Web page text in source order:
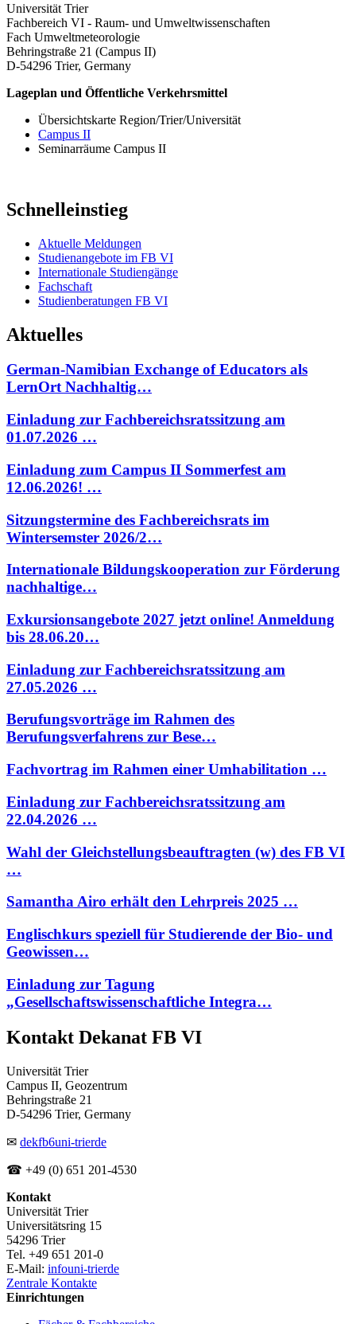
Universität Trier
Fachbereich VI - Raum- und Umweltwissenschaften
Fach Umweltmeteorologie
Behringstraße 21 (Campus II)
D-54296 Trier, Germany
Lageplan und Öffentliche Verkehrsmittel
Übersichtskarte Region/Trier/Universität
Campus II
Seminarräume Campus II
Schnelleinstieg
Aktuelle Meldungen
Studienangebote im FB VI
Internationale Studiengänge
Fachschaft
Studienberatungen FB VI
Aktuelles
German-Namibian Exchange of Educators als
LernOrt Nachhaltig…
Einladung zur Fachbereichsratssitzung am
01.07.2026 …
Einladung zum Campus II Sommerfest am
12.06.2026! …
Sitzungstermine des Fachbereichsrats im
Wintersemster 2026/2…
Internationale Bildungskooperation zur Förderung
nachhaltige…
Exkursionsangebote 2027 jetzt online! Anmeldung
bis 28.06.20…
Einladung zur Fachbereichsratssitzung am
27.05.2026 …
Berufungsvorträge im Rahmen des
Berufungsverfahrens zur Bese…
Fachvortrag im Rahmen einer Umhabilitation …
Einladung zur Fachbereichsratssitzung am
22.04.2026 …
Wahl der Gleichstellungsbeauftragten (w) des FB VI
…
Samantha Airo erhält den Lehrpreis 2025 …
Englischkurs speziell für Studierende der Bio- und
Geowissen…
Einladung zur Tagung
„Gesellschaftswissenschaftliche Integra…
Kontakt Dekanat FB VI
Universität Trier
Campus II, Geozentrum
Behringstraße 21
D-54296 Trier, Germany
✉ dekfb6uni-trierde
☎ +49 (0) 651 201-4530
Kontakt
Universität Trier
Universitätsring 15
54296 Trier
Tel. +49 651 201-0
E-Mail: infouni-trierde
Zentrale Kontakte
Einrichtungen